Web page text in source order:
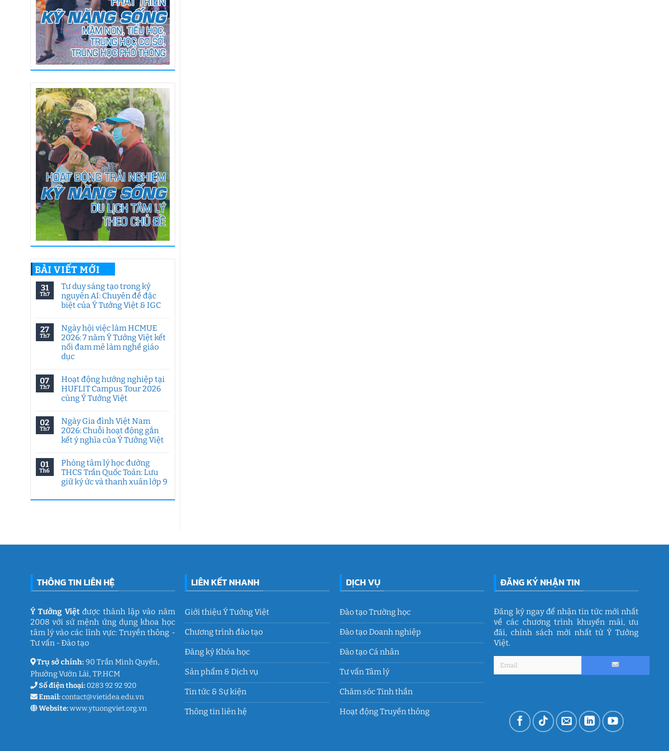
BÀI VIẾT MỚI
31
Th7
Tư duy sáng tạo trong kỷ
nguyên AI: Chuyên đề đặc
biệt của Ý Tưởng Việt & IGC
bình
luận
ở
Tư
duy
sáng
kỷ
nguyên
AI:
Chuyên
biệt
của
Ý
Tưởng
Việt
27
Th7
Ngày hội việc làm HCMUE
2026: 7 năm Ý Tưởng Việt kết
nối đam mê làm nghề giáo
dục
bình
luận
ở
Ngày
làm
HCMUE
2026:
7
năm
Việt
kết
nối
đam
nghề
07
Th7
Hoạt động hướng nghiệp tại
HUFLIT Campus Tour 2026
cùng Ý Tưởng Việt
bình
luận
ở
Hoạt
nghiệp
tại
HUFLIT
Campus
Tour
cùng
02
Th7
Ngày Gia đình Việt Nam
2026: Chuỗi hoạt động gắn
kết ý nghĩa của Ý Tưởng Việt
bình
luận
ở
Ngày
Gia
Việt
kết
Tưởng
Việt
01
Th6
Phòng tâm lý học đường
THCS Trần Quốc Toản: Lưu
giữ ký ức và thanh xuân lớp 9
có
Lưu
và
thanh
xuân
lớp
9
THÔNG TIN LIÊN HỆ
Ý Tưởng Việtđược thành lập vào năm
2008 với sứ mệnh ứng dụng khoa học
tâm lý vào các lĩnh vực: Truyền thông -
Tư vấn - Đào tạo
Trụ sở chính: 90 Trần Minh Quyền,
Phường Vườn Lài, TP.HCM
Số điện thoại:0283 92 92 920
Email:contact@vietidea.edu.vn
Website:www.ytuongviet.org.vn
LIÊN KẾT NHANH
Giới thiệu Ý Tưởng Việt
Chương trình đào tạo
Đăng ký Khóa học
Sản phẩm & Dịch vụ
Tin tức & Sự kiện
Thông tin liên hệ
DỊCH VỤ
Đào tạo Trường học
Đào tạo Doanh nghiệp
Đào tạo Cá nhân
Tư vấn Tâm lý
Chăm sóc Tinh thần
Hoạt động Truyền thông
ĐĂNG KÝ NHẬN TIN
Đăng ký ngay để nhận tin tức mới nhất
về các chương trình khuyến mãi, ưu
đãi, chính sách mới nhất từ Ý Tưởng
Việt.